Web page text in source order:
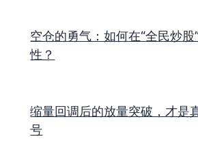
空仓的勇气：如何在“全民炒股
性？
缩量回调后的放量突破，才是
号